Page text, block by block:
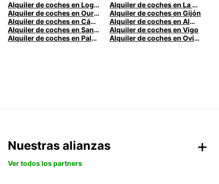
Alquiler de coches en Logroño
Alquiler de coches en La Coruña
Alquiler de coches en Ourense
Alquiler de coches en Gijón
Alquiler de coches en Cádiz
Alquiler de coches en Almería
Alquiler de coches en Santander
Alquiler de coches en Vigo
Alquiler de coches en Palma
Alquiler de coches en Oviedo
Nuestras alianzas
Ver todos los partners